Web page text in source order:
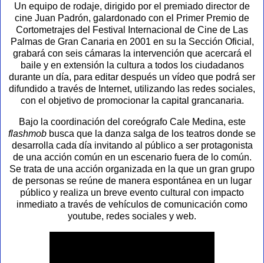
Un equipo de rodaje, dirigido por el premiado director de
cine Juan Padrón, galardonado con el Primer Premio de
Cortometrajes del Festival Internacional de Cine de Las
Palmas de Gran Canaria en 2001 en su la Sección Oficial,
grabará con seis cámaras la intervención que acercará el
baile y en extensión la cultura a todos los ciudadanos
durante un día, para editar después un vídeo que podrá ser
difundido a través de Internet, utilizando las redes sociales,
con el objetivo de promocionar la capital grancanaria.
Bajo la coordinación del coreógrafo Cale Medina, este
flashmob busca que la danza salga de los teatros donde se
desarrolla cada día invitando al público a ser protagonista
de una acción común en un escenario fuera de lo común.
Se trata de una acción organizada en la que un gran grupo
de personas se reúne de manera espontánea en un lugar
público y realiza un breve evento cultural con impacto
inmediato a través de vehículos de comunicación como
youtube, redes sociales y web.